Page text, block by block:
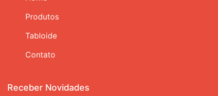
Produtos
Tabloide
Contato
Receber Novidades